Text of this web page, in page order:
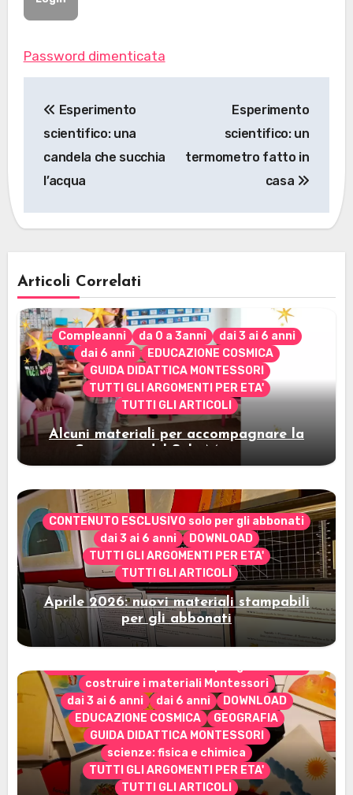
Password dimenticata
articoli
Esperimento
scientifico: una
candela che succhia
l’acqua
Esperimento
scientifico: un
termometro fatto in
casa
Articoli Correlati
Compleanni da 0 a 3anni
dai 3 ai 6 anni
dai 6 anni
EDUCAZIONE COSMICA
GUIDA DIDATTICA MONTESSORI
TUTTI GLI ARGOMENTI PER ETA'
TUTTI GLI ARTICOLI
Alcuni materiali per accompagnare la
Cerimonia del Sole Montessori
CONTENUTO ESCLUSIVO solo per gli abbonati
dai 3 ai 6 anni
DOWNLOAD
TUTTI GLI ARGOMENTI PER ETA'
TUTTI GLI ARTICOLI
Aprile 2026: nuovi materiali stampabili
per gli abbonati
costruire i materiali Montessori
dai 3 ai 6 anni
dai 6 anni
DOWNLOAD
EDUCAZIONE COSMICA
GEOGRAFIA
GUIDA DIDATTICA MONTESSORI
scienze: fisica e chimica
TUTTI GLI ARGOMENTI PER ETA'
TUTTI GLI ARTICOLI